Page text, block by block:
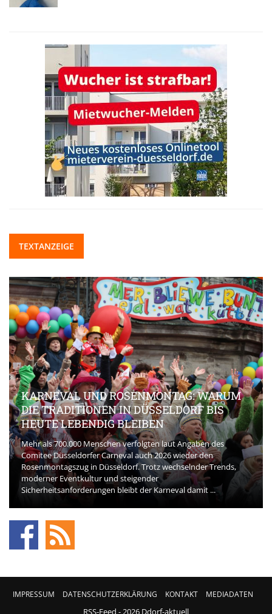
TEXTANZEIGE
KARNEVAL UND ROSENMONTAG: WARUM
DIE TRADITIONEN IN DÜSSELDORF BIS
HEUTE LEBENDIG BLEIBEN
Mehr als 700.000 Menschen verfolgten laut Angaben des
Comitee Düsseldorfer Carneval auch 2026 wieder den
Rosenmontagszug in Düsseldorf. Trotz wechselnder Trends,
moderner Eventkultur und steigender
Sicherheitsanforderungen bleibt der Karneval damit ...
IMPRESSUM DATENSCHUTZERKLÄRUNG KONTAKT MEDIADATEN
RSS-Feed - 2026 Ddorf-aktuell